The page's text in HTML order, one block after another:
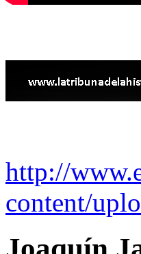
http://
content/